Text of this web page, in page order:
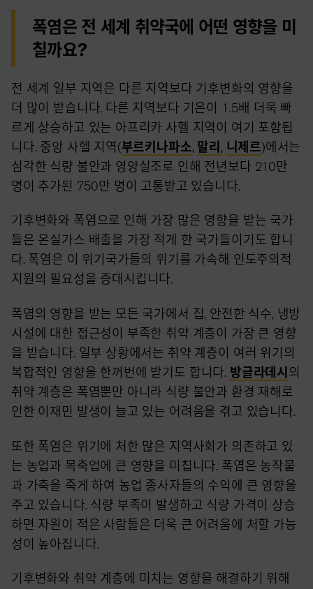
폭염은 전 세계 취약국에 어떤 영향을 미
칠까요?
전 세계 일부 지역은 다른 지역보다 기후변화의 영향을
더 많이 받습니다. 다른 지역보다 기온이 1.5배 더욱 빠
르게 상승하고 있는 아프리카 사헬 지역이 여기 포함됩
니다. 중앙 사헬 지역(부르키나파소, 말리 , 니제르)에서는
심각한 식량 불안과 영양실조로 인해 전년보다 210만
명이 추가된 750만 명이 고통받고 있습니다.
기후변화와 폭염으로 인해 가장 많은 영향을 받는 국가
들은 온실가스 배출을 가장 적게 한 국가들이기도 합니
다. 폭염은 이 위기국가들의 위기를 가속해 인도주의적
지원의 필요성을 증대시킵니다.
폭염의 영향을 받는 모든 국가에서 집, 안전한 식수, 냉방
시설에 대한 접근성이 부족한 취약 계층이 가장 큰 영향
을 받습니다. 일부 상황에서는 취약 계층이 여러 위기의
복합적인 영향을 한꺼번에 받기도 합니다. 방글라데시 의
취약 계층은 폭염뿐만 아니라 식량 불안과 환경 재해로
인한 이재민 발생이 늘고 있는 어려움을 겪고 있습니다.
또한 폭염은 위기에 처한 많은 지역사회가 의존하고 있
는 농업과 목축업에 큰 영향을 미칩니다. 폭염은 농작물
과 가축을 죽게 하여 농업 종사자들의 수익에 큰 영향을
주고 있습니다. 식량 부족이 발생하고 식량 가격이 상승
하면 자원이 적은 사람들은 더욱 큰 어려움에 처할 가능
성이 높아집니다.
기후변화와 취약 계층에 미치는 영향을 해결하기 위해